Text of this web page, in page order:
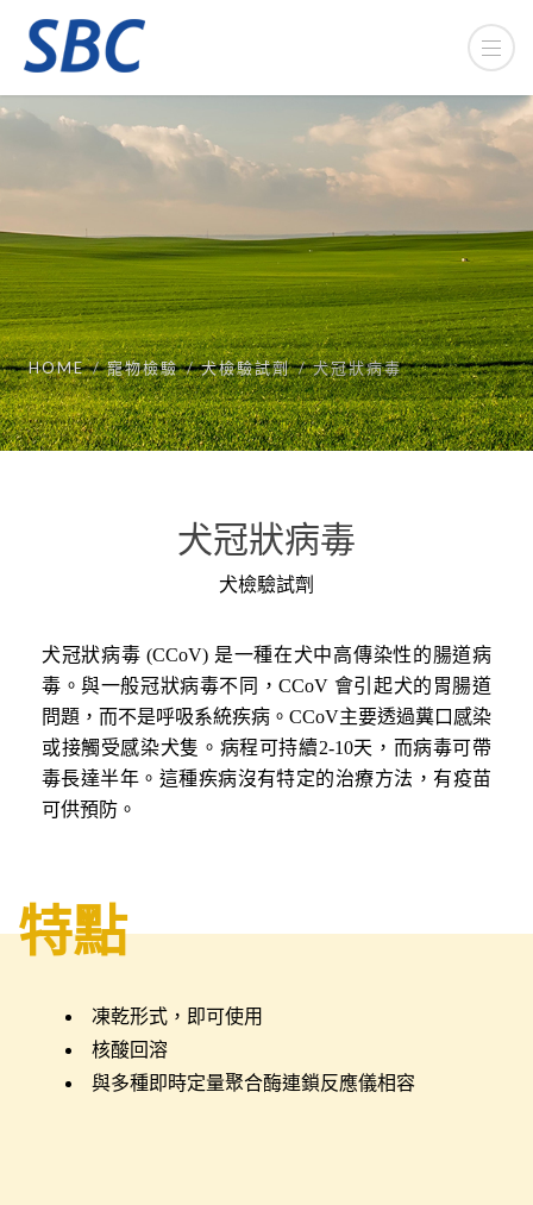
HOME 寵物檢驗 犬檢驗試劑 犬冠狀病毒
犬冠狀病毒
犬檢驗試劑
犬冠狀病毒 (CCoV) 是一種在犬中高傳染性的腸道病
毒。與一般冠狀病毒不同，CCoV 會引起犬的胃腸道
問題，而不是呼吸系統疾病。CCoV主要透過糞口感染
或接觸受感染犬隻。病程可持續2-10天，而病毒可帶
毒長達半年。這種疾病沒有特定的治療方法，有疫苗
可供預防。
特點
凍乾形式，即可使用
核酸回溶
與多種即時定量聚合酶連鎖反應儀相容